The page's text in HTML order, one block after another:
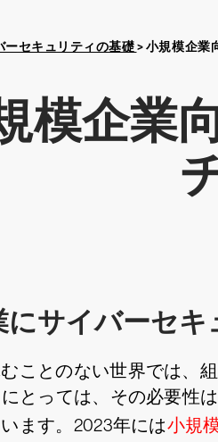
ーセキュリティの基礎>小規模企業
模企業
にサイバーセ
ことのない世界では、
とっては、その必要性
ます。2023年には小規